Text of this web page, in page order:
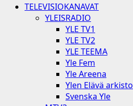
PrimaryTELEVISIOKANAVAT
YLEISRADIO
YLE TV1
YLE TV2
YLE TEEMA
Yle Fem
Yle Areena
Ylen Elävä arkisto
Svenska Yle